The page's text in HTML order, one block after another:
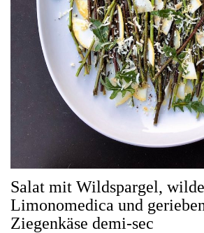
Salat mit Wildspargel,
Limonomedica und
Ziegenkäse demi-sec